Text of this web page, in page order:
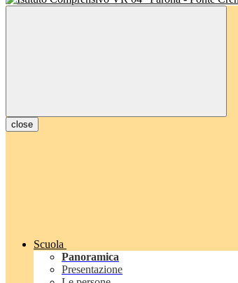
close
Scuola
Panoramica
Presentazione